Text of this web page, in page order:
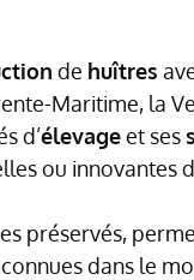
de huîtres
Maritime, la
d’élevageet ses
ou innovantes
préservés,
dans le